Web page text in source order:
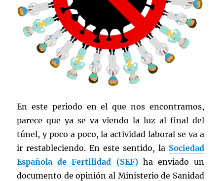
En este periodo en el que nos encontramos,
parece que ya se va viendo la luz al final del
túnel, y poco a poco, la actividad laboral se va a
ir restableciendo. En este sentido, la Sociedad
Española de Fertilidad (SEF)ha enviado un
documento de opinión al Ministerio de Sanidad